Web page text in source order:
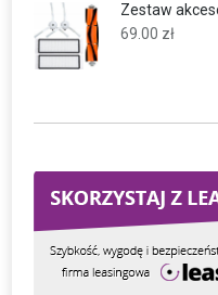
Zestaw
69.00 zł